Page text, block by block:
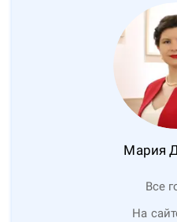
Мария
Все
На